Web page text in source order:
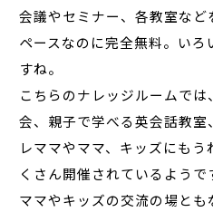
会議やセミナー、各教室な
ペースなのに完全無料。い
すね。
こちらのナレッジルームで
会、親子で学べる英会話教
レママやママ、キッズにも
くさん開催されているようで
ママやキッズの交流の場とも